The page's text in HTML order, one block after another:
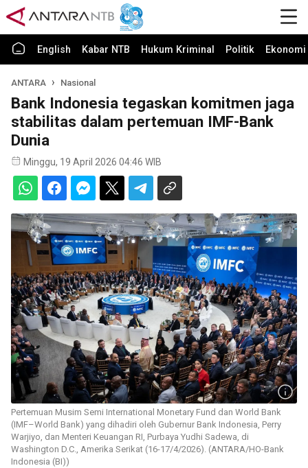
English Kabar NTB Hukum Kriminal Politik
ANTARA Nasional
Bank Indonesia tegaskan komitmen jaga
stabilitas dalam pertemuan IMF-Bank
Dunia
Minggu, 19 April 2026 04:46 WIB
Pertemuan Musim Semi International Monetary Fund dan World Bank
(IMF–World Bank) yang dihadiri oleh Gubernur Bank Indonesia, Perry
Warjiyo, dan Menteri Keuangan RI, Purbaya Yudhi Sadewa, di
Washington D.C., Amerika Serikat (16-17/4/2026). (ANTARA/HO-Bank
Indonesia (BI))